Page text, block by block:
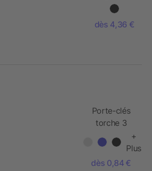
28 LED
dès 4,36 €
Porte-clés
torche 3
+
Plus
dès 0,84 €